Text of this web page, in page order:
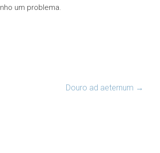
um problema.
Douro ad aeternum →